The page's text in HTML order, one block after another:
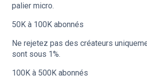
palier micro.
50K à 100K abonnés
Ne rejetez pas des créateurs
sont sous 1%.
100K à 500K abonnés